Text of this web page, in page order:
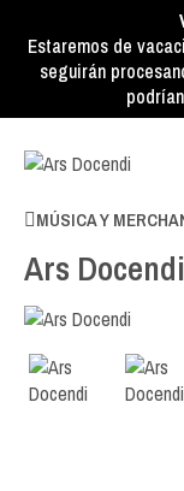
Estaremos de
seguirán
MÚSICA Y
Ars Docendi